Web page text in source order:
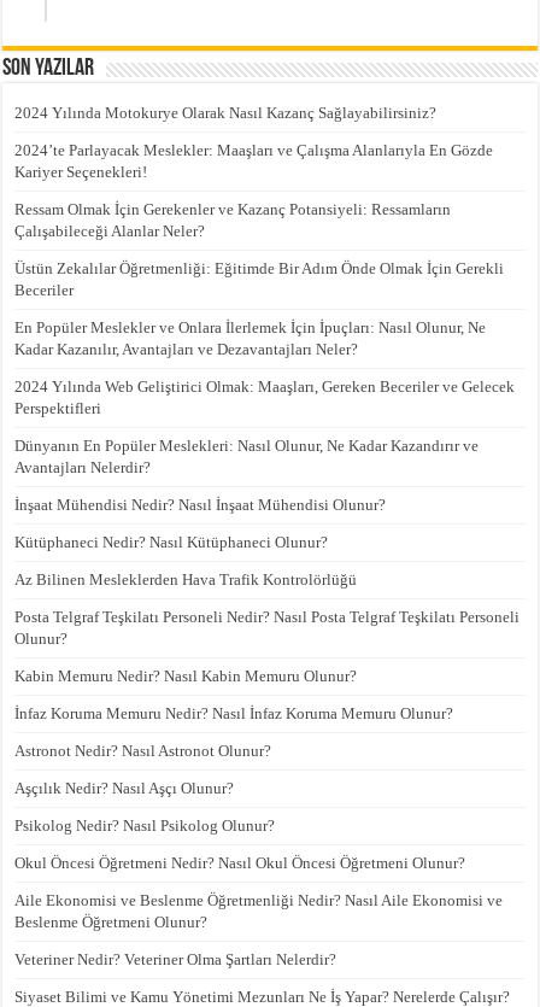
Son Yazılar
2024 Yılında Motokurye Olarak Nasıl Kazanç Sağlayabilirsiniz?
2024’te Parlayacak Meslekler: Maaşları ve Çalışma Alanlarıyla En Gözde
Kariyer Seçenekleri!
Ressam Olmak İçin Gerekenler ve Kazanç Potansiyeli: Ressamların
Çalışabileceği Alanlar Neler?
Üstün Zekalılar Öğretmenliği: Eğitimde Bir Adım Önde Olmak İçin Gerekli
Beceriler
En Popüler Meslekler ve Onlara İlerlemek İçin İpuçları: Nasıl Olunur, Ne
Kadar Kazanılır, Avantajları ve Dezavantajları Neler?
2024 Yılında Web Geliştirici Olmak: Maaşları, Gereken Beceriler ve Gelecek
Perspektifleri
Dünyanın En Popüler Meslekleri: Nasıl Olunur, Ne Kadar Kazandırır ve
Avantajları Nelerdir?
İnşaat Mühendisi Nedir? Nasıl İnşaat Mühendisi Olunur?
Kütüphaneci Nedir? Nasıl Kütüphaneci Olunur?
Az Bilinen Mesleklerden Hava Trafik Kontrolörlüğü
Posta Telgraf Teşkilatı Personeli Nedir? Nasıl Posta Telgraf Teşkilatı Personeli
Olunur?
Kabin Memuru Nedir? Nasıl Kabin Memuru Olunur?
İnfaz Koruma Memuru Nedir? Nasıl İnfaz Koruma Memuru Olunur?
Astronot Nedir? Nasıl Astronot Olunur?
Aşçılık Nedir? Nasıl Aşçı Olunur?
Psikolog Nedir? Nasıl Psikolog Olunur?
Okul Öncesi Öğretmeni Nedir? Nasıl Okul Öncesi Öğretmeni Olunur?
Aile Ekonomisi ve Beslenme Öğretmenliği Nedir? Nasıl Aile Ekonomisi ve
Beslenme Öğretmeni Olunur?
Veteriner Nedir? Veteriner Olma Şartları Nelerdir?
Siyaset Bilimi ve Kamu Yönetimi Mezunları Ne İş Yapar? Nerelerde Çalışır?